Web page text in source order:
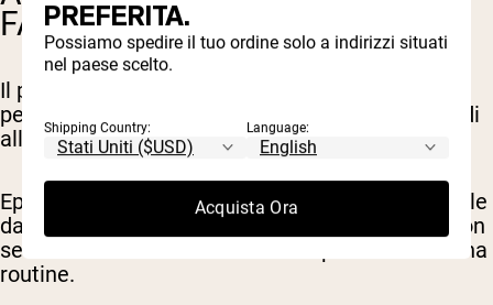
FACILE DA SEGUIRE
Il push-pull ti dà un po' di struttura, che molte
persone necessitano per costruire un'abitudine di
allenamento di successo e a lungo termine.
Eppure non è così strutturato da diventare difficile
da seguire; è facile sapere in che giorno sei, e non
serve una laurea in data science per costruire una
routine.
PREFERITA.
Possiamo spedire il tuo ordine solo a indirizzi situati
nel paese scelto.
Shipping Country: Language:
Acquista Ora